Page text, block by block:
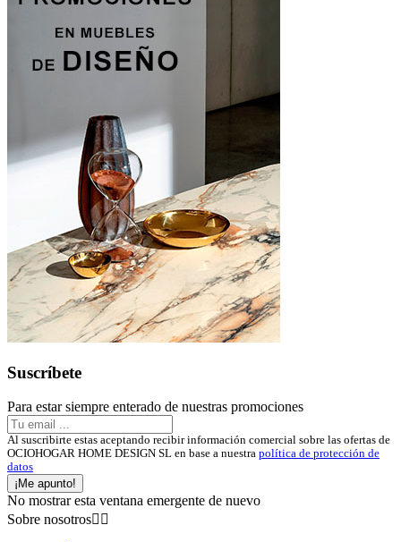
Suscríbete
Para estar siempre enterado de nuestras promociones
Al suscribirte estas aceptando recibir información comercial sobre las ofertas de
OCIOHOGAR HOME DESIGN SL en base a nuestra política de protección de
datos
¡Me apunto!
No mostrar esta ventana emergente de nuevo
Sobre nosotros 